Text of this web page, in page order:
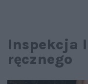
Inspekcja
ręcznego